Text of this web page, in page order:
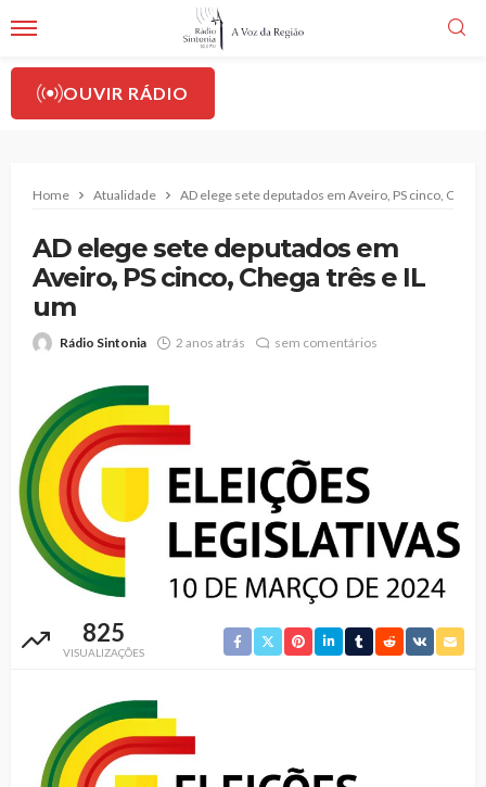
OUVIR RÁDIO
Home Atualidade AD elege sete deputados em Aveiro, PS cinco,
AD elege sete deputados em
Aveiro, PS cinco, Chega três e IL
um
Rádio Sintonia 2 anos atrás sem comentários
825
VISUALIZAÇÕES